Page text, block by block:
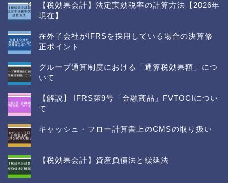
【税効果会計】法定実効税率の計算方法【2026年
現在】
在外子会社がIFRSを採用している場合の決算修
正ポイント
グループ通算制度における「通算税効果額」につ
いて
【解説】 IFRS第9号「金融商品」FVTOCIについ
て
キャッシュ・フロー計算書上のCMSの取り扱い
【税効果会計】資産負債法と繰延法